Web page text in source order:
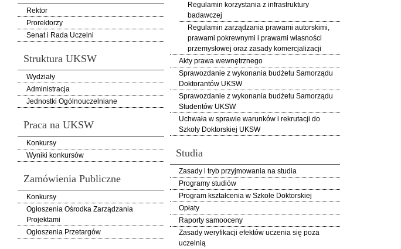
Rektor
Prorektorzy
Senat i Rada Uczelni
Struktura UKSW
Wydziały
Administracja
Jednostki Ogólnouczelniane
Praca na UKSW
Konkursy
Wyniki konkursów
Zamówienia Publiczne
Konkursy
Ogłoszenia Ośrodka Zarządzania
Projektami
Ogłoszenia Przetargów
Regulamin korzystania z infrastruktury
badawczej
Regulamin zarządzania prawami autorskimi,
prawami pokrewnymi i prawami własności
przemysłowej oraz zasady komercjalizacji
Akty prawa wewnętrznego
Sprawozdanie z wykonania budżetu Samorządu
Doktorantów UKSW
Sprawozdanie z wykonania budżetu Samorządu
Studentów UKSW
Uchwała w sprawie warunków i rekrutacji do
Szkoły Doktorskiej UKSW
Studia
Zasady i tryb przyjmowania na studia
Programy studiów
Program kształcenia w Szkole Doktorskiej
Opłaty
Raporty samooceny
Zasady weryfikacji efektów uczenia się poza
uczelnią